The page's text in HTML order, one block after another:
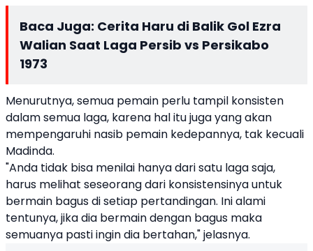
Baca Juga: Cerita Haru di Balik Gol Ezra
Walian Saat Laga Persib vs Persikabo
1973
Menurutnya, semua pemain perlu tampil konsisten
dalam semua laga, karena hal itu juga yang akan
mempengaruhi nasib pemain kedepannya, tak kecuali
Madinda.
"Anda tidak bisa menilai hanya dari satu laga saja,
harus melihat seseorang dari konsistensinya untuk
bermain bagus di setiap pertandingan. Ini alami
tentunya, jika dia bermain dengan bagus maka
semuanya pasti ingin dia bertahan," jelasnya.